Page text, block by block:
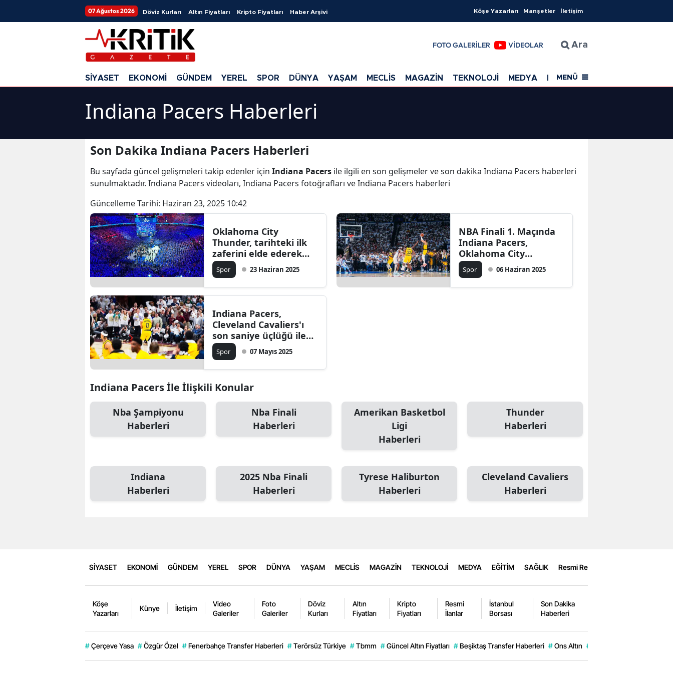
07 Ağustos 2026 Döviz Kurları Altın Fiyatları Kripto Fiyatları Haber Arşivi Köşe Yazarları Manşetler İletişim
FOTO GALERİLER VİDEOLAR Ara
SİYASET EKONOMİ GÜNDEM YEREL SPOR DÜNYA YAŞAM MECLİS MAGAZİN TEKNOLOJİ MEDYA EĞİTİM SAĞLIK
MENÜ
Indiana Pacers Haberleri
Son Dakika Indiana Pacers Haberleri
Bu sayfada güncel gelişmeleri takip edenler için Indiana Pacers ile ilgili en son gelişmeler ve son dakika Indiana Pacers haberleri
sunulmaktadır. Indiana Pacers videoları, Indiana Pacers fotoğrafları ve Indiana Pacers haberleri
Güncelleme Tarihi: Haziran 23, 2025 10:42
Oklahoma City
Thunder, tarihteki ilk
zaferini elde ederek
2025 NBA Finalleri'ni
kazandı!
Spor 23 Haziran 2025
NBA Finali 1. Maçında
Indiana Pacers,
Oklahoma City
Thunder'ı 111-110
Mağlup Etti
Spor 06 Haziran 2025
Indiana Pacers,
Cleveland Cavaliers'ı
son saniye üçlüğü ile
120-119 Yenerek Seride
2-0 Öne Geçti
Spor 07 Mayıs 2025
Indiana Pacers İle İlişkili Konular
Nba Şampiyonu
Haberleri
Nba Finali
Haberleri
Amerikan Basketbol
Ligi
Haberleri
Thunder
Haberleri
Indiana
Haberleri
2025 Nba Finali
Haberleri
Tyrese Haliburton
Haberleri
Cleveland Cavaliers
Haberleri
SİYASET EKONOMİ GÜNDEM YEREL SPOR DÜNYA YAŞAM MECLİS MAGAZİN TEKNOLOJİ MEDYA EĞİTİM SAĞLIK Resmi Reklamlar
Köşe
Yazarları
Künye İletişim
Video
Galeriler
Foto
Galeriler
Döviz
Kurları
Altın
Fiyatları
Kripto
Fiyatları
Resmi
İlanlar
İstanbul
Borsası
Son Dakika
Haberleri
# Çerçeve Yasa # Özgür Özel # Fenerbahçe Transfer Haberleri # Terörsüz Türkiye # Tbmm # Güncel Altın Fiyatları # Beşiktaş Transfer Haberleri # Ons Altın #